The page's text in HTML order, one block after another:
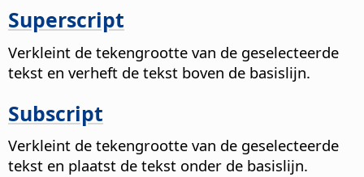
Superscript
Verkleint de tekengrootte van de geselecteerde
tekst en verheft de tekst boven de basislijn.
Subscript
Verkleint de tekengrootte van de geselecteerde
tekst en plaatst de tekst onder de basislijn.